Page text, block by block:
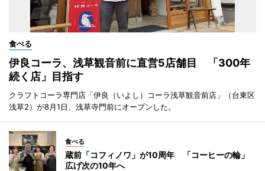
食べる
伊良コーラ、浅草観音前に直営5店舗目 「300年
続く店」目指す
クラフトコーラ専門店「伊良（いよし）コーラ浅草観音前店」（台東区
浅草2）が8月1日、浅草寺門前にオープンした。
食べる
蔵前「コフィノワ」が10周年 「コーヒーの輪」
広げ次の10年へ